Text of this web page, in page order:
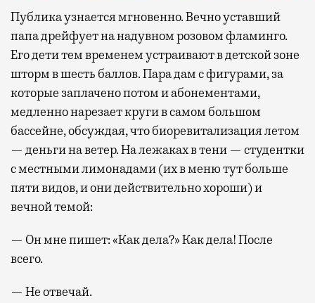
Публика узнается мгновенно. Вечно уставший
папа дрейфует на надувном розовом фламинго.
Его дети тем временем устраивают в детской зоне
шторм в шесть баллов. Пара дам с фигурами, за
которые заплачено потом и абонементами,
медленно нарезает круги в самом большом
бассейне, обсуждая, что биоревитализация летом
— деньги на ветер. На лежаках в тени — студентки
с местными лимонадами (их в меню тут больше
пяти видов, и они действительно хороши) и
вечной темой:
— Он мне пишет: «Как дела?» Как дела! После
всего.
— Не отвечай.